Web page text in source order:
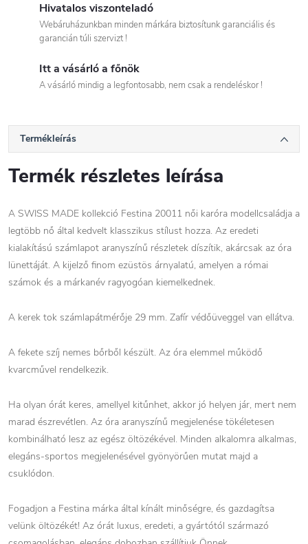
Hivatalos viszonteladó
Webáruházunkban minden márkára biztosítunk garanciális és
garancián túli szervizt !
Itt a vásárló a főnök
A vásárló mindig a legfontosabb, nem csak a rendeléskor !
Termékleírás
Termék részletes leírása
A SWISS MADE kollekció Festina 20011 női karóra modellcsaládja a
legtöbb nő által kedvelt klasszikus stílust hozza. Az eredeti
kialakítású számlapot aranyszínű részletek díszítik, akárcsak az óra
lünettáját. A kijelző finom ezüstös árnyalatú, amelyen a római
számok és a márkanév ragyogóan kiemelkednek.
A kerek tok számlapátmérője 29 mm. Zafír védőüveggel van ellátva.
A fekete szíj nemes bőrből készült. Az óra elemmel működő
kvarcművel rendelkezik.
Ha olyan órát keres, amellyel kitűnhet, akkor jó helyen jár, mert nem
marad észrevétlen. Az óra aranyszínű megjelenése tökéletesen
kombinálható lesz az egész öltözékével. Minden alkalomra alkalmas,
elegáns-sportos megjelenésével gyönyörűen mutat majd a
csuklódon.
Fogadjon a Festina márka által kínált minőségre, és gazdagítsa
velünk öltözékét! Az órát luxus, eredeti, a gyártótól származó